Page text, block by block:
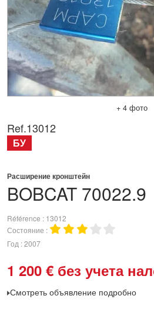
+ 4 фото
BOBCAT 70022.9
Расширение кронштейн
Référence
13012
Состояние
Год 2007
1 200 € без учета
Смотреть объявление подробно
Ref.13012
БУ